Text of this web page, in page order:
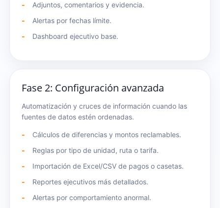
Adjuntos, comentarios y evidencia.
Alertas por fechas límite.
Dashboard ejecutivo base.
Fase 2: Configuración avanzada
Automatización y cruces de información cuando las
fuentes de datos estén ordenadas.
Cálculos de diferencias y montos reclamables.
Reglas por tipo de unidad, ruta o tarifa.
Importación de Excel/CSV de pagos o casetas.
Reportes ejecutivos más detallados.
Alertas por comportamiento anormal.